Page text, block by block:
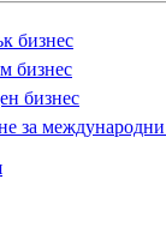
бизнес
бизнес
бизнес
за